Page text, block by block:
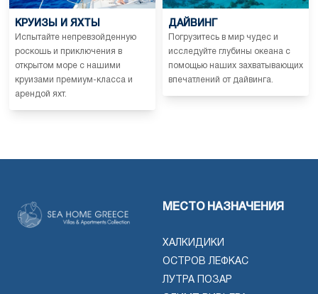
КРУИЗЫ И ЯХТЫ
Испытайте непревзойденную
роскошь и приключения в
открытом море с нашими
круизами премиум-класса и
арендой яхт.
ДАЙВИНГ
Погрузитесь в мир чудес и
исследуйте глубины океана с
помощью наших захватывающих
впечатлений от дайвинга.
МЕСТО НАЗНАЧЕНИЯ
ХАЛКИДИКИ
ОСТРОВ ЛЕФКАС
ЛУТРА ПОЗАР